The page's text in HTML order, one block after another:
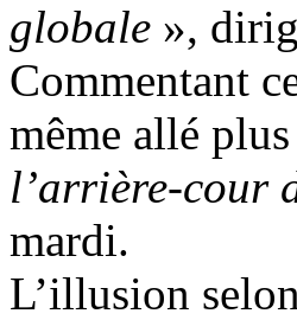
globale »,
Commentant
même allé
l’arrière-cour
mardi.
L’illusion